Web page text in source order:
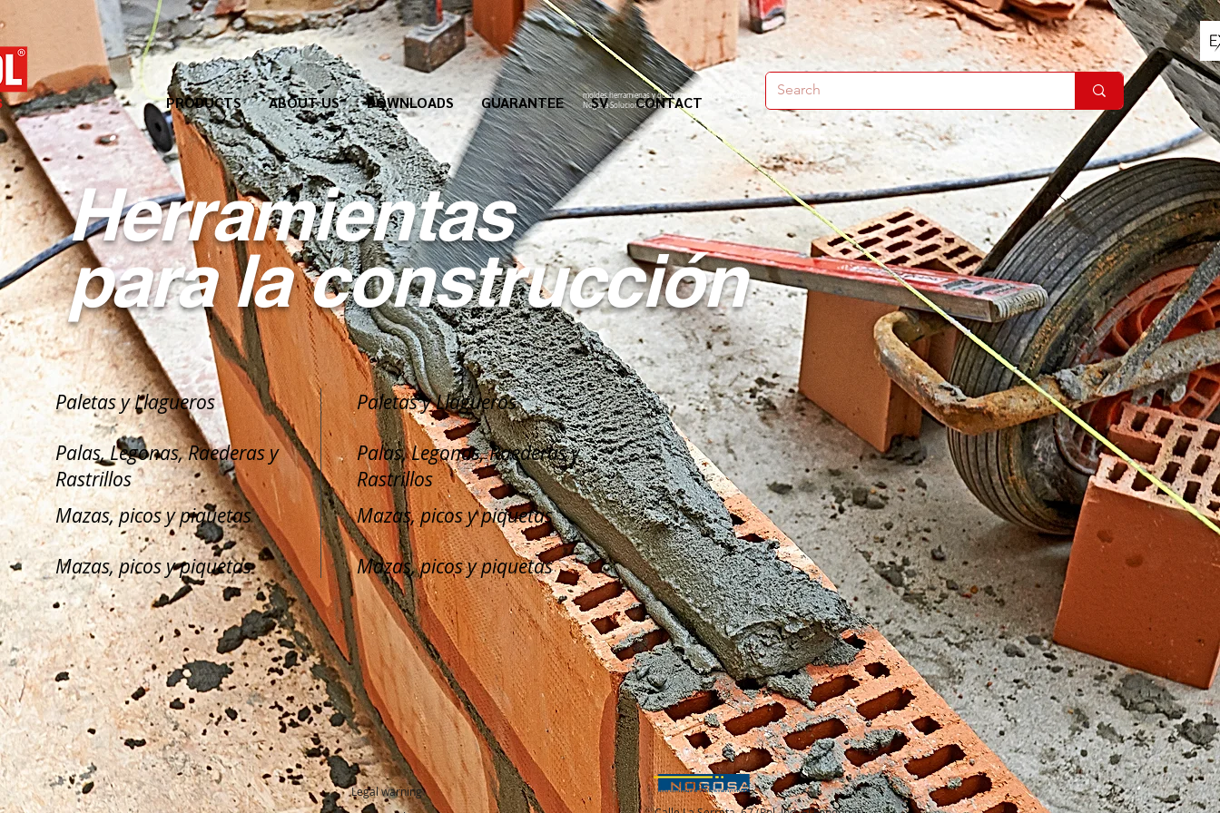
moldes,herramienas y químicos para la construcción
Nogosa Soluciones Constructivas
PRODUCTS ABOUT US DOWNLOADS GUARANTEE SV CONTACT
Herramientas
para laconstrucción
Paletas y Llagueros
Paletas y Llagueros
Palas, Legonas, Raederas y
Rastrillos
Palas, Legonas, Raederas y
Rastrillos
Mazas, picos y piquetas
Mazas, picos y piquetas
Mazas, picos y piquetas
Mazas, picos y piquetas
Legal warning